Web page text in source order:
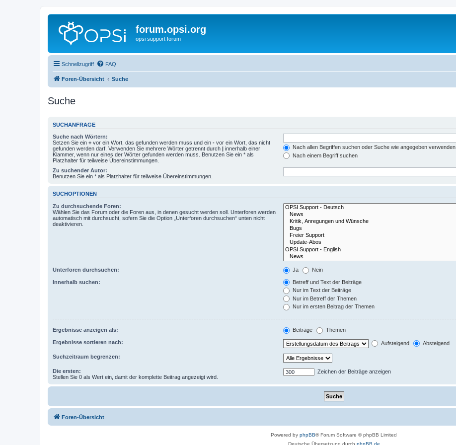
forum.opsi.org
opsi support forum
Schnellzugriff FAQ
Foren-Übersicht Suche
Suche
SUCHANFRAGE
Suche nach Wörtern:
Setzen Sie ein + vor ein Wort, das gefunden werden muss und ein - vor ein Wort, das nicht
gefunden werden darf. Verwenden Sie mehrere Wörter getrennt durch | innerhalb einer
Klammer, wenn nur eines der Wörter gefunden werden muss. Benutzen Sie ein * als
Platzhalter für teilweise Übereinstimmungen.
Nach allen Begriffen suchen oder Suche wie angegeben verwenden
Nach einem Begriff suchen
Zu suchender Autor:
Benutzen Sie ein * als Platzhalter für teilweise Übereinstimmungen.
SUCHOPTIONEN
Zu durchsuchende Foren:
Wählen Sie das Forum oder die Foren aus, in denen gesucht werden soll. Unterforen werden
automatisch mit durchsucht, sofern Sie die Option „Unterforen durchsuchen“ unten nicht
deaktivieren.
Unterforen durchsuchen: Ja Nein
Innerhalb suchen:
Betreff und Text der Beiträge
Nur im Text der Beiträge
Nur im Betreff der Themen
Nur im ersten Beitrag der Themen
Ergebnisse anzeigen als: Beiträge Themen
Ergebnisse sortieren nach: Aufsteigend Absteigend
Suchzeitraum begrenzen:
Die ersten:
Stellen Sie 0 als Wert ein, damit der komplette Beitrag angezeigt wird.
Zeichen der Beiträge anzeigen
Foren-Übersicht
Powered by phpBB® Forum Software © phpBB Limited
Deutsche Übersetzung durch phpBB.de